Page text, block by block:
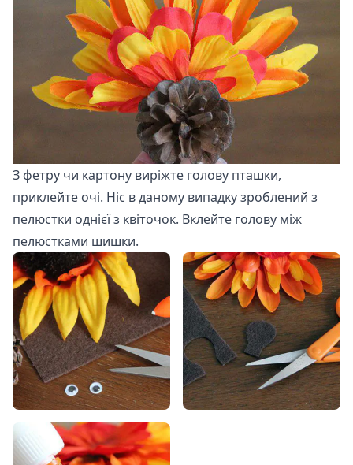
З фетру чи картону виріжте голову пташки,
приклейте очі. Ніс в даному випадку зроблений з
пелюстки однієї з квіточок. Вклейте голову між
пелюстками шишки.